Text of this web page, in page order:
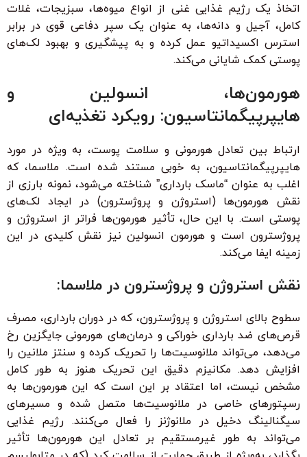
اتخاذ یک رژیم غذایی غنی از انواع میوه‌ها، سبزیجات، غلات
کامل، آجیل و دانه‌ها، به عنوان یک سپر دفاعی قوی در برابر
استرس اکسیداتیو عمل کرده و به پیشگیری و بهبود لک‌های
پوستی کمک شایانی می‌کند.
هورمون‌ها، انسولین و
هایپرپیگمانتاسیون: رویکرد تغذیه‌ای
ارتباط بین تعادل هورمونی و سلامت پوست، به ویژه در مورد
هایپرپیگمانتاسیون، به خوبی مستند شده است. ملاسما، که
اغلب به عنوان “ماسک بارداری” شناخته می‌شود، نمونه بارزی از
نقش هورمون‌ها (استروژن و پروژسترون) در ایجاد لک‌های
پوستی است. با این حال، تأثیر هورمون‌ها فراتر از استروژن و
پروژسترون است و هورمون انسولین نیز نقش کلیدی در این
زمینه ایفا می‌کند.
نقش استروژن و پروژسترون در ملاسما:
سطوح بالای استروژن و پروژسترون، که در دوران بارداری، مصرف
قرص‌های ضد بارداری خوراکی و درمان‌های هورمونی جایگزین رخ
می‌دهد، می‌تواند ملانوسیت‌ها را تحریک کرده و سنتز ملانین را
افزایش دهد. مکانیزم دقیق این تحریک هنوز به طور کامل
مشخص نیست، اما اعتقاد بر این است که این هورمون‌ها به
رسپتورهای خاصی در ملانوسیت‌ها متصل شده و مسیرهای
سیگنالینگ دخیل در ملانوژنز را فعال می‌کنند. رژیم غذایی
می‌تواند به طور غیرمستقیم بر تعادل این هورمون‌ها تأثیر